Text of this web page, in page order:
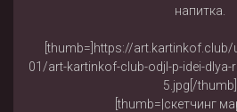
напитка.
[thumb=]https://
01/art-kartinkof-club-odjl-p-idei-dlya-
5.jpg[/thumb]
[thumb=|скетчинг